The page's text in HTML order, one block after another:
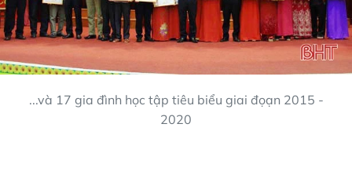
...và 17 gia đình học tập tiêu biểu giai đọạn 2015 -
2020